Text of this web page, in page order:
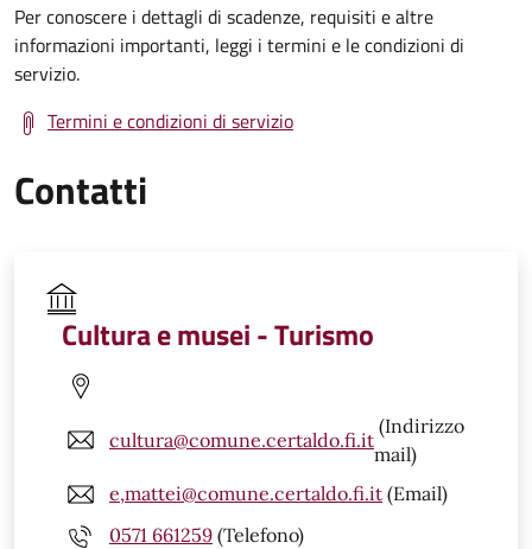
Per conoscere i dettagli di scadenze, requisiti e altre
informazioni importanti, leggi i termini e le condizioni di
servizio.
Termini e condizioni di servizio
Contatti
Cultura e musei - Turismo
cultura@comune.certaldo.fi.it
(Indirizzo
mail)
e,mattei@comune.certaldo.fi.it (Email)
0571 661259 (Telefono)